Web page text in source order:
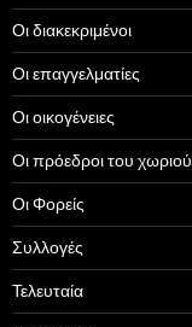
Οι διακεκριμένοι
Οι επαγγελματίες
Οι οικογένειες
Οι πρόεδροι του χωριού
Οι Φορείς
Συλλογές
Τελευταία